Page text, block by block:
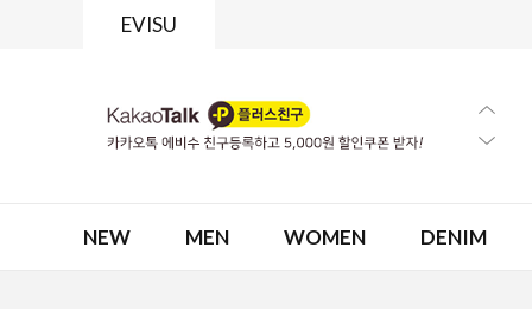
EVISU
NEW MEN WOMEN DENIM